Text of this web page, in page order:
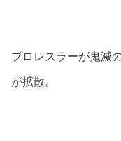
プロレスラーが鬼滅
が拡散。